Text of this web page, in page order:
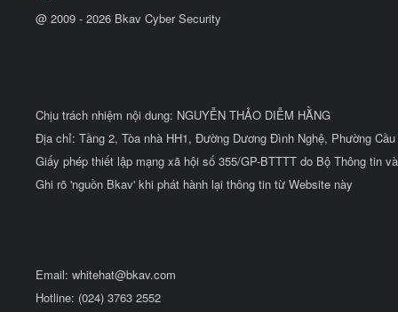
@ 2009 - 2026 Bkav Cyber Security
Chịu trách nhiệm nội dung: NGUYỄN THẢO DIỄM HẰNG
Địa chỉ: Tầng 2, Tòa nhà HH1, Đường Dương Đình Nghệ, Phường
Giấy phép thiết lập mạng xã hội số 355/GP-BTTTT do Bộ Thông tin
Ghi rõ 'nguồn Bkav' khi phát hành lại thông tin từ Website này
Email: whitehat@bkav.com
Hotline: (024) 3763 2552